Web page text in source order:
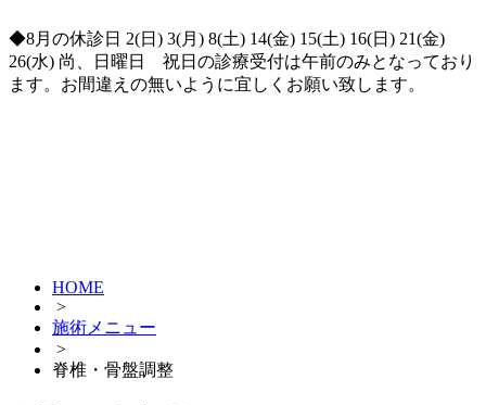
◆8月の休診日 2(日) 3(月) 8(土) 14(金) 15(土) 16(日) 21(金)
26(水) 尚、日曜日 祝日の診療受付は午前のみとなっており
ます。お間違えの無いように宜しくお願い致します。
HOME
>
施術メニュー
>
脊椎・骨盤調整